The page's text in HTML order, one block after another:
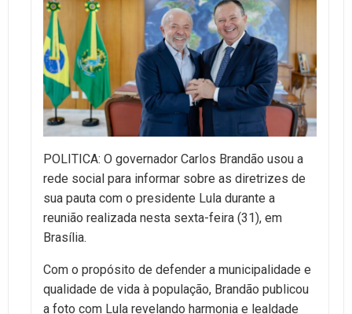
POLITICA: O governador Carlos Brandão usou a
rede social para informar sobre as diretrizes de
sua pauta com o presidente Lula durante a
reunião realizada nesta sexta-feira (31), em
Brasília.
Com o propósito de defender a municipalidade e
qualidade de vida à população, Brandão publicou
a foto com Lula revelando harmonia e lealdade